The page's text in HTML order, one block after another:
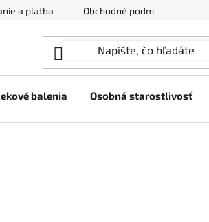
a platba Obchodné podmienky
balenia Osobná starostlivosť